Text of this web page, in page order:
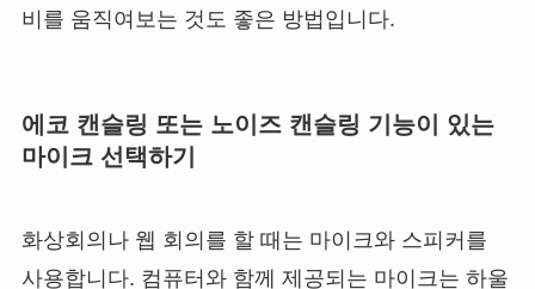
비를 움직여보는 것도 좋은 방법입니다.
에코 캔슬링 또는 노이즈 캔슬링 기능이 있는
마이크 선택하기
화상회의나 웹 회의를 할 때는 마이크와 스피커를
사용합니다. 컴퓨터와 함께 제공되는 마이크는 하울